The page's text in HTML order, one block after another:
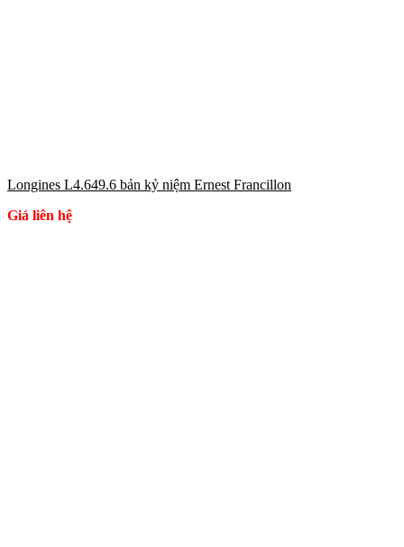
Longines L4.649.6 bản kỷ niệm Ernest Francillon
Giá liên hệ